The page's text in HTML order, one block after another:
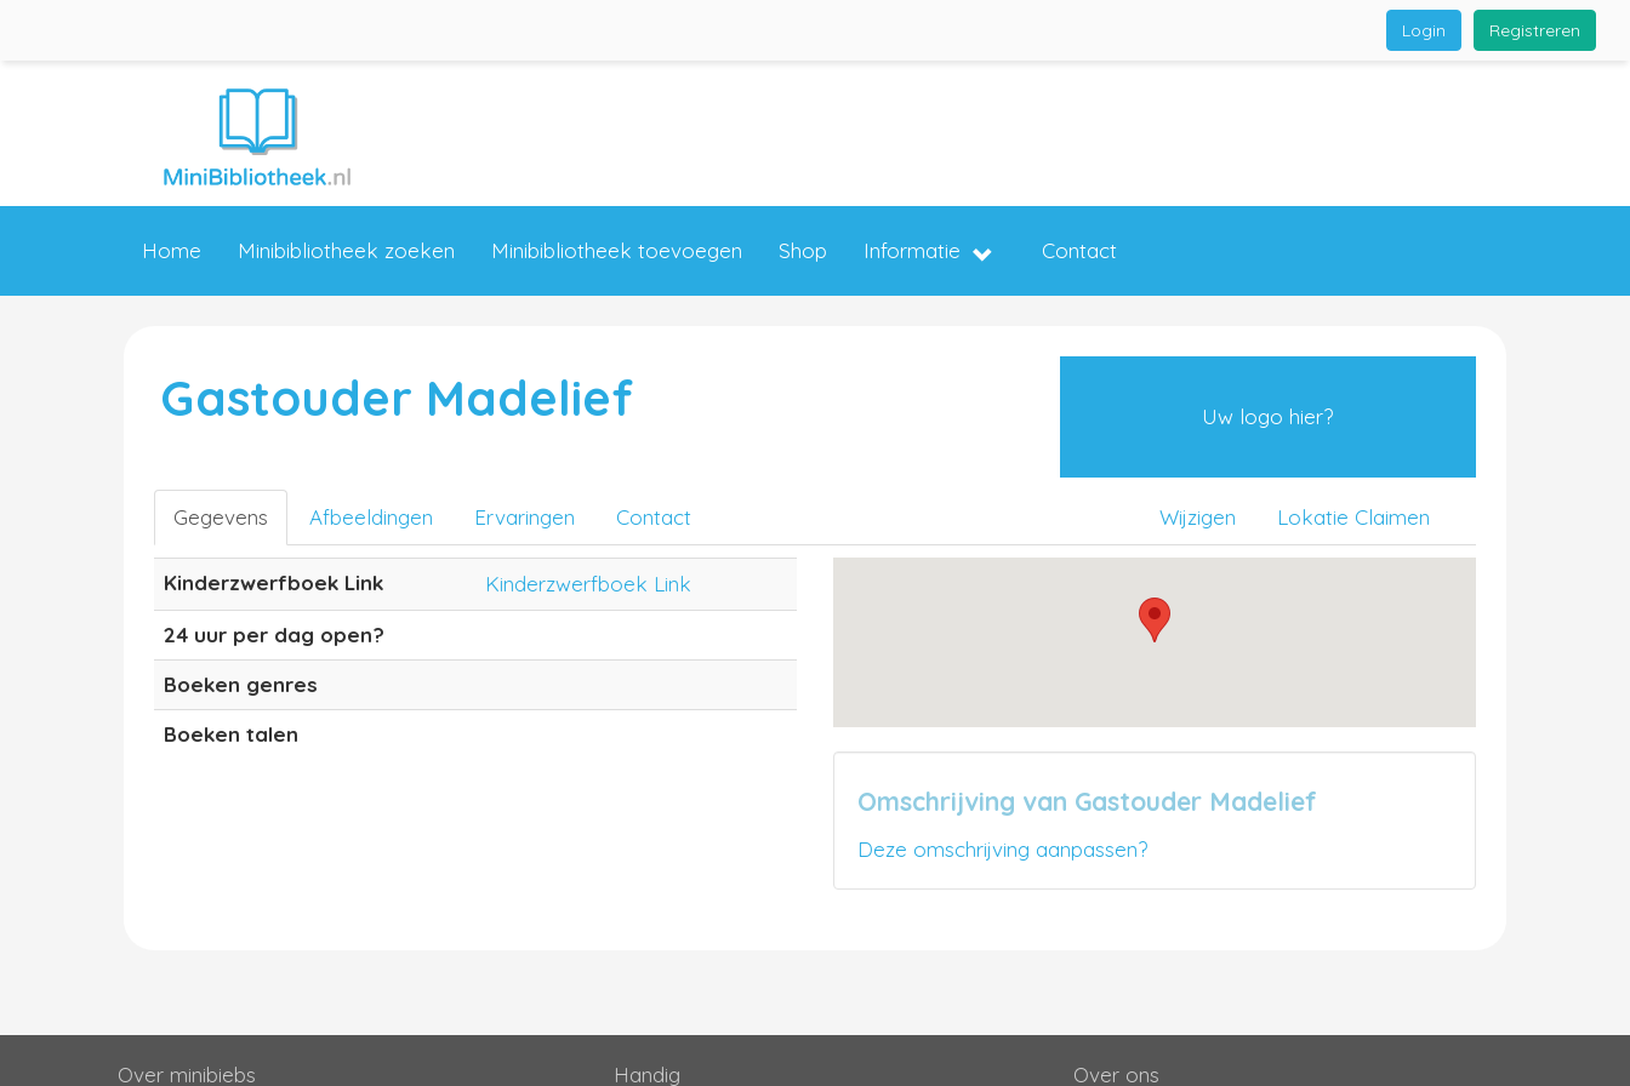
Registreren
Login
Home Minibibliotheek zoeken Minibibliotheek toevoegen Shop Informatie Contact
Gastouder Madelief Uw logo hier?
Gegevens Afbeeldingen Ervaringen Contact Lokatie Claimen
Wijzigen
Kinderzwerfboek Link
Kinderzwerfboek Link
24 uur per dag open?
Boeken genres
Boeken talen
Omschrijving van Gastouder Madelief
Deze omschrijving aanpassen?
Over minibiebs Handig Over ons